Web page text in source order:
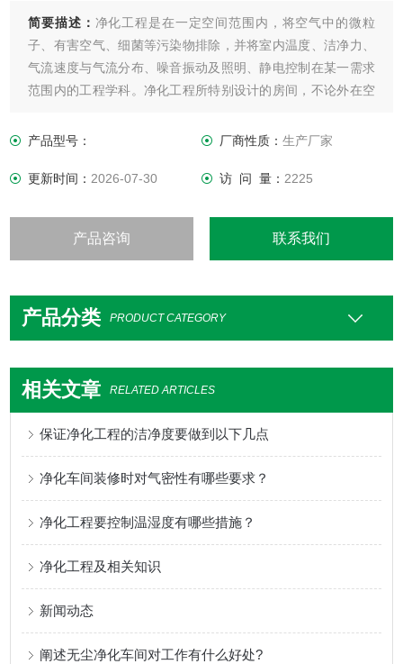
简要描述： 净化工程是在一定空间范围内，将空气中的微粒
子、有害空气、细菌等污染物排除，并将室内温度、洁净力、
气流速度与气流分布、噪音振动及照明、静电控制在某一需求
范围内的工程学科。净化工程所特别设计的房间，不论外在空
温湿度及压力等性能。
产品型号： 厂商性质： 生产厂家
更新时间：2026-07-30 访 问 量： 2225
产品咨询 联系我们
产品分类 PRODUCT CATEGORY
相关文章 RELATED ARTICLES
保证净化工程的洁净度要做到以下几点
净化车间装修时对气密性有哪些要求？
净化工程要控制温湿度有哪些措施？
净化工程及相关知识
新闻动态
阐述无尘净化车间对工作有什么好处?